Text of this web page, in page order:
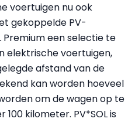
voertuigen nu ook
gekoppelde PV-
Premium een selectie te
elektrische voertuigen,
afstand van de
kan worden hoeveel
om de wagen op te
kilometer. PV*SOL is